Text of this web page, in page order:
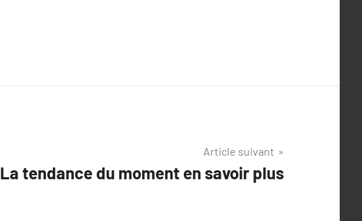
Article suivant
La tendance du moment en savoir plus